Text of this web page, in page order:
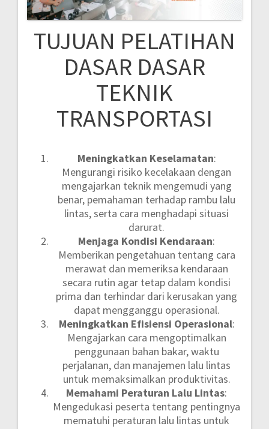
TUJUAN PELATIHAN
DASAR DASAR
TEKNIK
TRANSPORTASI
Meningkatkan Keselamatan:
Mengurangi risiko kecelakaan dengan
mengajarkan teknik mengemudi yang
benar, pemahaman terhadap rambu lalu
lintas, serta cara menghadapi situasi
darurat.
Menjaga Kondisi Kendaraan:
Memberikan pengetahuan tentang cara
merawat dan memeriksa kendaraan
secara rutin agar tetap dalam kondisi
prima dan terhindar dari kerusakan yang
dapat mengganggu operasional.
Meningkatkan Efisiensi Operasional:
Mengajarkan cara mengoptimalkan
penggunaan bahan bakar, waktu
perjalanan, dan manajemen lalu lintas
untuk memaksimalkan produktivitas.
Memahami Peraturan Lalu Lintas:
Mengedukasi peserta tentang pentingnya
mematuhi peraturan lalu lintas untuk